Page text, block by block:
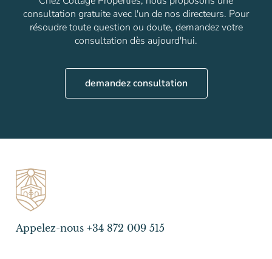
consultation gratuite avec l'un de nos directeurs. Pour
résoudre toute question ou doute, demandez votre
consultation dès aujourd'hui.
demandez consultation
Appelez-nous +34 872 009 515